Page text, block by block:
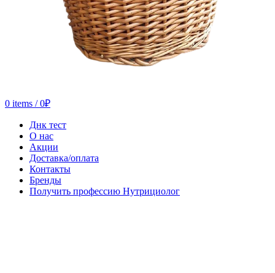
0 items / 0₽
Днк тест
О нас
Акции
Доставка/оплата
Контакты
Бренды
Получить профессию Нутрициолог